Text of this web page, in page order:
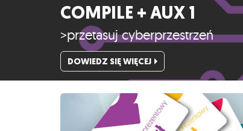
COMPILE + AUX 1
>przetasuj cyberprzestrzeń
DOWIEDZ SIĘ WIĘCEJ